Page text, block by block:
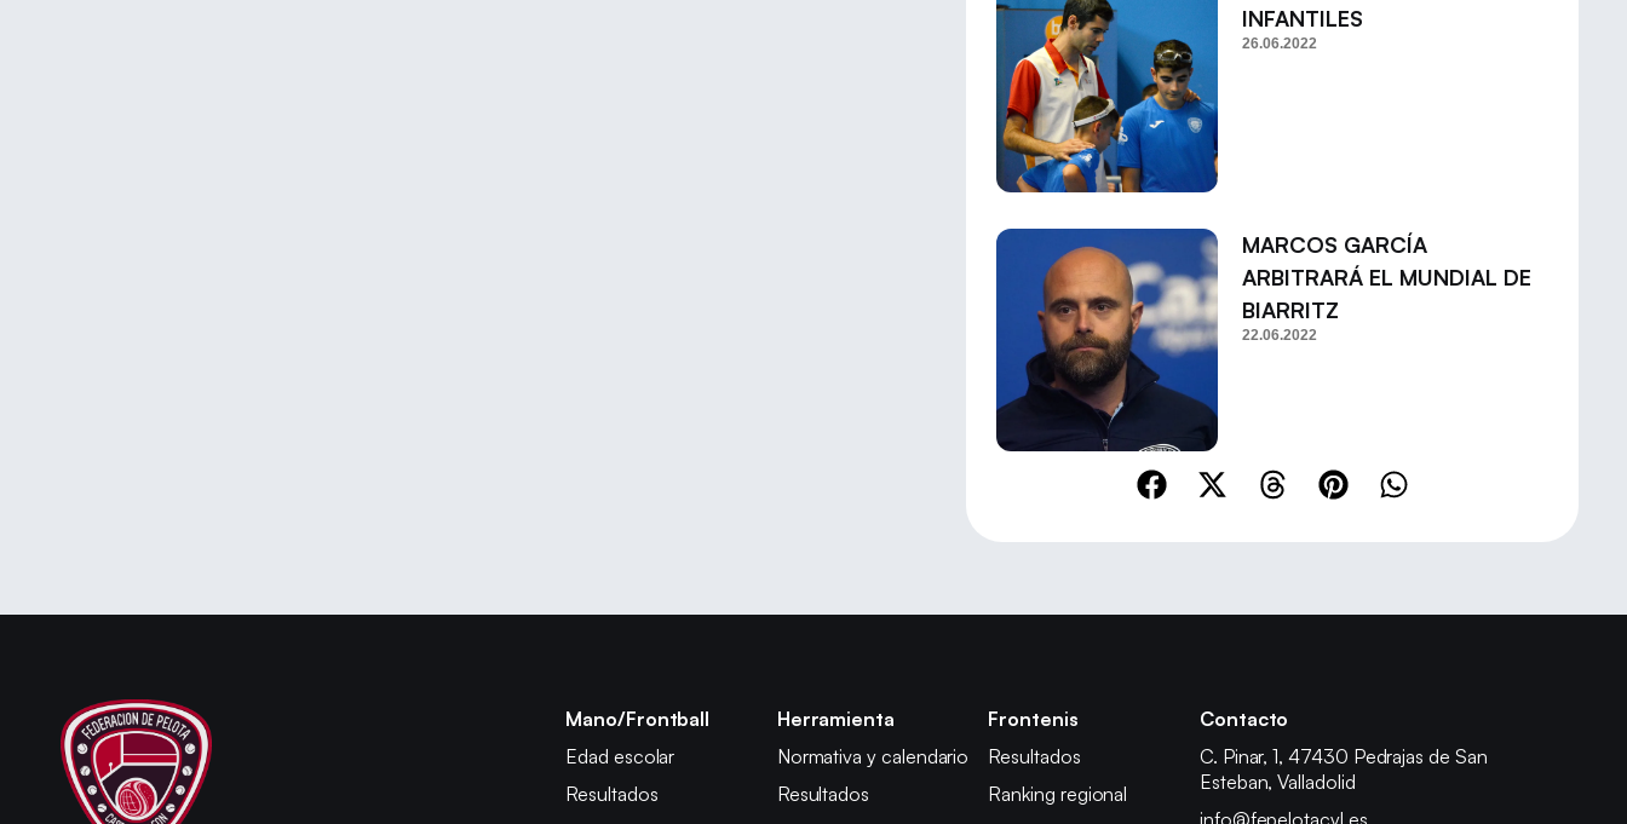
INFANTILES
26.06.2022
MARCOS GARCÍA
ARBITRARÁ EL MUNDIAL DE
BIARRITZ
22.06.2022
Mano/Frontball
Edad escolar
Resultados
Herramienta
Normativa y calendario
Resultados
Frontenis
Resultados
Ranking regional
Contacto
C. Pinar, 1, 47430 Pedrajas de San
Esteban, Valladolid